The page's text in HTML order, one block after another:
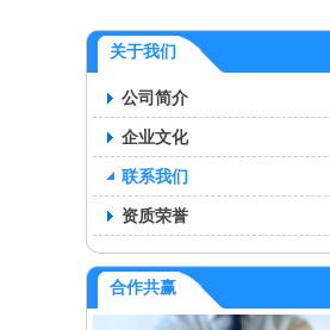
关于我们
公司简介
企业文化
联系我们
资质荣誉
合作共赢